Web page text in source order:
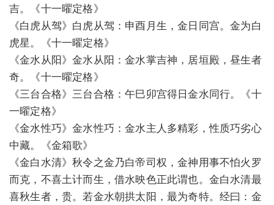
吉。《十一曜定格》
《白虎从驾》白虎从驾：申酉月生，金日同宫。金为白
虎星。《十一曜定格》
《金水从阳》金水从阳：金水掌吉神，居垣殿，昼生者
奇。《十一曜定格》
《三台合格》三台合格：午巳卯宫得日金水同行。《十
一曜定格》
《金水性巧》金水性巧：金水主人多精彩，性质巧劣心
中藏。《金箱歌》
《金白水清》秋令之金乃白帝司权，金神用事不怕火罗
而克，不喜土计而生，借水映色正此谓也。金白水清最
喜秋生者，贵。若金水朝拱太阳，最为奇特。经曰：金